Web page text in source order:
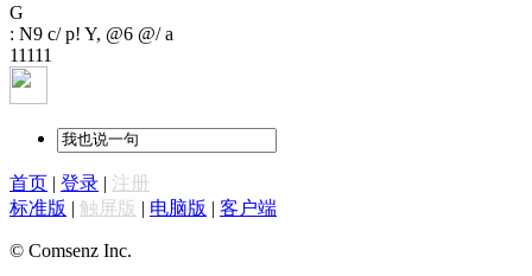
G
: N9 c/ p! Y, @6 @/ a
11111
首页 | 登录 | 注册
标准版 | 触屏版 | 电脑版 | 客户端
© Comsenz Inc.